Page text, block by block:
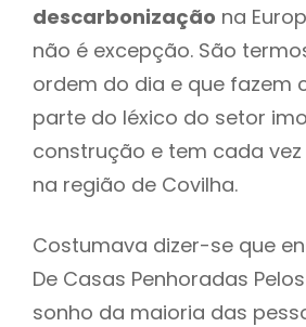
descarbonização na
não é excepção. São
ordem do dia e que fazem
parte do léxico do setor
construção e tem cada
na região de Covilha.
Costumava dizer-se que
De Casas Penhoradas
sonho da maioria das